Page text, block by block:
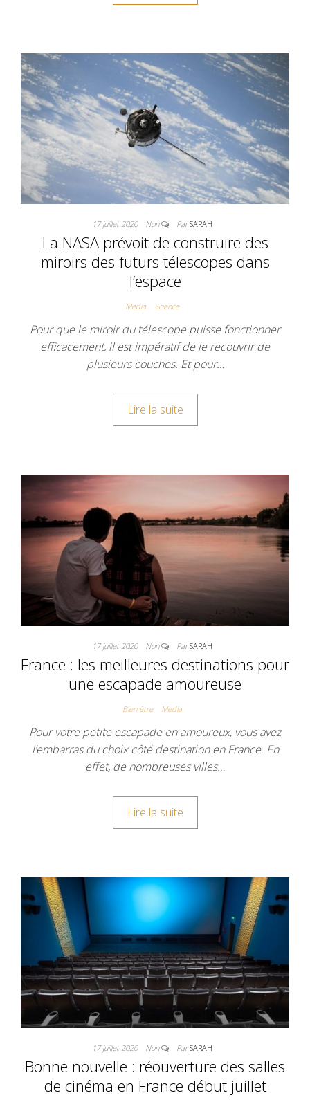
17 juillet 2020 Non ParSARAH
La NASA prévoit de construire des
miroirs des futurs télescopes dans
l’espace
Media Science
Pour que le miroir du télescope puisse fonctionner
efficacement, il est impératif de le recouvrir de
plusieurs couches. Et pour…
Lire la suite
17 juillet 2020 Non ParSARAH
France : les meilleures destinations pour
une escapade amoureuse
Bien être Media
Pour votre petite escapade en amoureux, vous avez
l’embarras du choix côté destination en France. En
effet, de nombreuses villes…
Lire la suite
17 juillet 2020 Non ParSARAH
Bonne nouvelle : réouverture des salles
de cinéma en France début juillet